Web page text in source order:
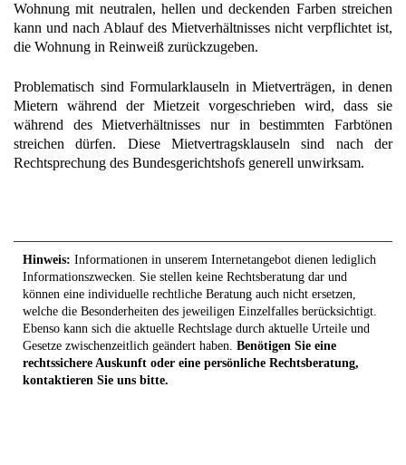
Wohnung mit neutralen, hellen und deckenden Farben streichen
kann und nach Ablauf des Mietverhältnisses nicht verpflichtet ist,
die Wohnung in Reinweiß zurückzugeben.
Problematisch sind Formularklauseln in Mietverträgen, in denen
Mietern während der Mietzeit vorgeschrieben wird, dass sie
während des Mietverhältnisses nur in bestimmten Farbtönen
streichen dürfen. Diese Mietvertragsklauseln sind nach der
Rechtsprechung des Bundesgerichtshofs generell unwirksam.
Hinweis: Informationen in unserem Internetangebot dienen lediglich
Informationszwecken. Sie stellen keine Rechtsberatung dar und
können eine individuelle rechtliche Beratung auch nicht ersetzen,
welche die Besonderheiten des jeweiligen Einzelfalles berücksichtigt.
Ebenso kann sich die aktuelle Rechtslage durch aktuelle Urteile und
Gesetze zwischenzeitlich geändert haben. Benötigen Sie eine
rechtssichere Auskunft oder eine persönliche Rechtsberatung,
kontaktieren Sie uns bitte.